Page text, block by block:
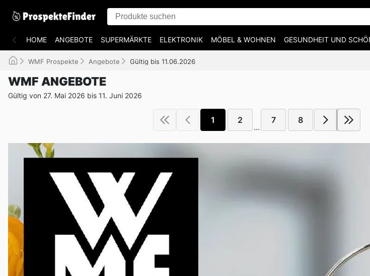
HOME ANGEBOTE SUPERMÄRKTE ELEKTRONIK MÖBEL & WOHNEN GESUNDHEIT UND
WMF Prospekte Angebote Gültig bis 11.06.2026
WMF ANGEBOTE
Gültig von 27. Mai 2026 bis 11. Juni 2026
1 2
...
7 8